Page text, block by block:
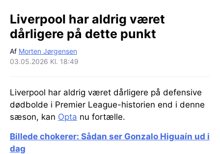
Liverpool har aldrig været
dårligere på dette punkt
Af Morten Jørgensen
03.05.2026 Kl. 18:49
Liverpool har aldrig været dårligere på defensive
dødbolde i Premier League-historien end i denne
sæson, kan Opta nu fortælle.
Billede chokerer: Sådan ser Gonzalo Higuaín ud i
dag